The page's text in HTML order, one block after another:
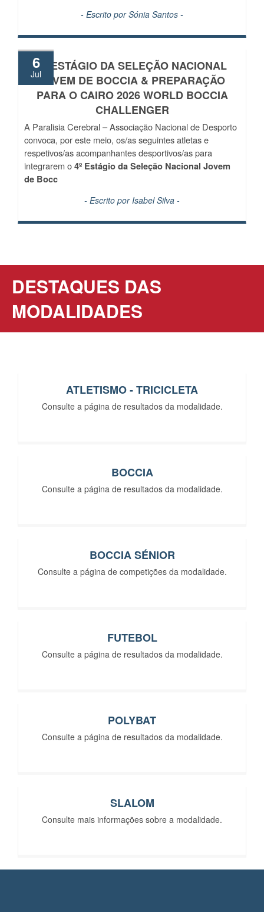
- Escrito porSónia Santos -
4º ESTÁGIO DA SELEÇÃO NACIONAL
JOVEM DE BOCCIA & PREPARAÇÃO
PARA O CAIRO 2026 WORLD BOCCIA
CHALLENGER
6
Jul
A Paralisia Cerebral – Associação Nacional de Desporto
convoca, por este meio, os/as seguintes atletas e
respetivos/as acompanhantes desportivos/as para
integrarem o4º Estágio da Seleção Nacional Jovem
de Bocc
- Escrito porIsabel Silva -
DESTAQUES DAS
MODALIDADES
ATLETISMO - TRICICLETA
Consulte a página de resultados da modalidade.
BOCCIA
Consulte a página de resultados da modalidade.
BOCCIA SÉNIOR
Consulte a página de competições da modalidade.
FUTEBOL
Consulte a página de resultados da modalidade.
POLYBAT
Consulte a página de resultados da modalidade.
SLALOM
Consulte mais informações sobre a modalidade.